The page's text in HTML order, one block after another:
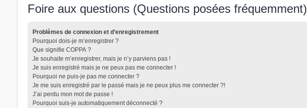
Foire aux questions (Questions posées fréquemment)
Problèmes de connexion et d’enregistrement
Pourquoi dois-je m’enregistrer ?
Que signifie COPPA ?
Je souhaite m’enregistrer, mais je n’y parviens pas !
Je suis enregistré mais je ne peux pas me connecter !
Pourquoi ne puis-je pas me connecter ?
Je me suis enregistré par le passé mais je ne peux plus me connecter ?!
J’ai perdu mon mot de passe !
Pourquoi suis-je automatiquement déconnecté ?